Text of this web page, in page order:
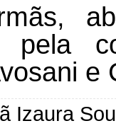
pela
e
Izaura